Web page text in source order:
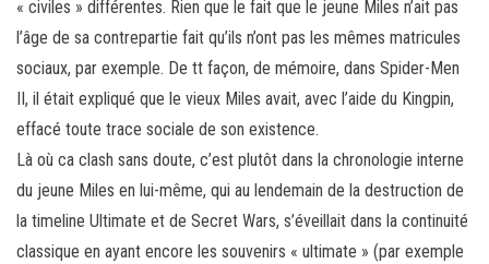
« civiles » différentes. Rien que le fait que le jeune Miles n’ait pas
l’âge de sa contrepartie fait qu’ils n’ont pas les mêmes matricules
sociaux, par exemple. De tt façon, de mémoire, dans Spider-Men
II, il était expliqué que le vieux Miles avait, avec l’aide du Kingpin,
effacé toute trace sociale de son existence.
Là où ca clash sans doute, c’est plutôt dans la chronologie interne
du jeune Miles en lui-même, qui au lendemain de la destruction de
la timeline Ultimate et de Secret Wars, s’éveillait dans la continuité
classique en ayant encore les souvenirs « ultimate » (par exemple